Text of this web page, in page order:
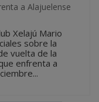
a Alajuelense
Xelajú Mario
sobre la
vuelta de la
enfrenta a